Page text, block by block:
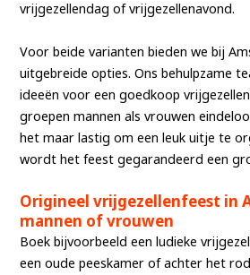
vrijgezellendag of vrijgezellenavond.
Voor beide varianten bieden we bij
uitgebreide opties. Ons behulpzame
ideeën voor een goedkoop
groepen mannen als vrouwen
het maar lastig om een leuk uitje te
wordt het feest gegarandeerd een
Origineel vrijgezellenfeest in
mannen of vrouwen
Boek bijvoorbeeld een ludieke
een oude peeskamer of achter het